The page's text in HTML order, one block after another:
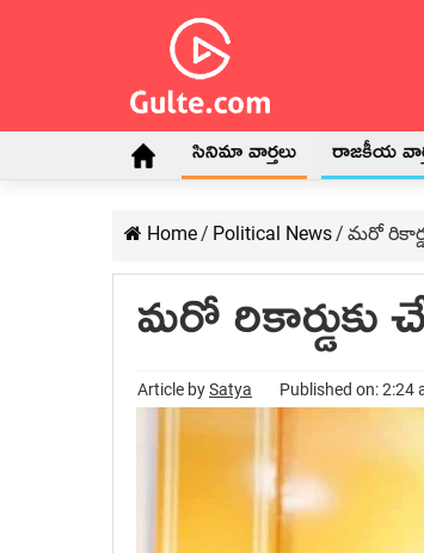
సినిమా వార్తలు రాజకీయ
Home/ Political News/ మ‌రో
మ‌రో రికార్డుకు
Article bySatya Published on: 2:24